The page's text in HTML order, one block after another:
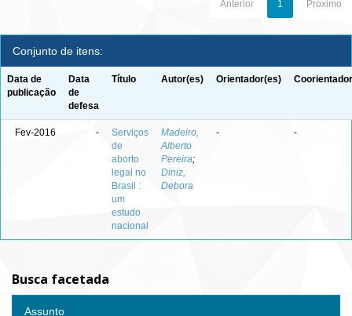
Anterior 1 Próximo
Conjunto de itens:
Data de
publicação
Data
de
defesa
Título Autor(es) Orientador(es)
Fev-2016 -
Serviços
de
aborto
legal no
Brasil :
um
estudo
nacional
Madeiro,
Alberto
Pereira;
Diniz,
Debora
- -
Busca facetada
Assunto